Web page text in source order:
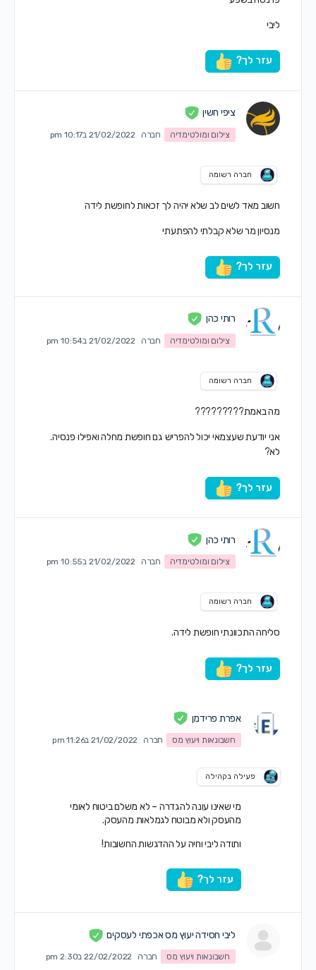
ליבי
עזר לך?
ציפי חשין
צילום ומולטימדיה חברה 21/02/2022 ב10:17 pm
חברה רשומה
חשוב מאד לשים לב שלא יהיה לך זכאות לחופשת לידה
מנסיון מר שלא קבלתי להפתעתי
עזר לך?
רותי כהן
צילום ומולטימדיה חברה 21/02/2022 ב10:54 pm
חברה רשומה
מה באמת?????????
אני יודעת שעצמאי יכול להפריש גם חופשת מחלה ואפילו פנסיה.
לא?
עזר לך?
רותי כהן
צילום ומולטימדיה חברה 21/02/2022 ב10:55 pm
חברה רשומה
סליחה התכוונתי חופשת לידה.
עזר לך?
אפרת פרידמן
חשבונאות ויעוץ מס חברה 21/02/2022 ב11:26 pm
פעילה בקהילה
מי שאינו עונה להגדרה – לא משלם ביטוח לאומי
מהעסק ולא מבוטח לגמלאות מהעסק.
ותודה ליבי וחיה על ההדגשות החשובות!
עזר לך?
ליבי חסידה יעוץ מס אכפתי לעסקים
חשבונאות ויעוץ מס חברה 22/02/2022 ב2:30 pm